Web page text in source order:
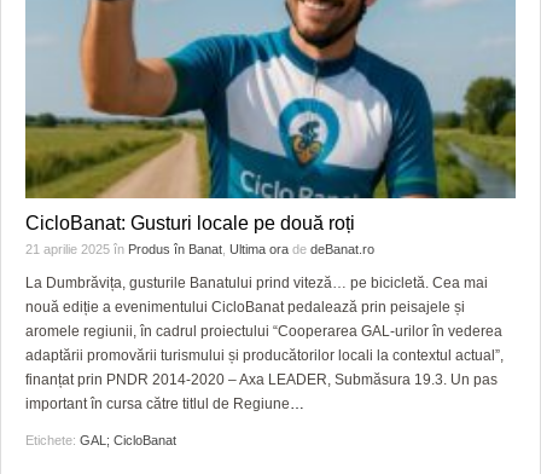
CicloBanat: Gusturi locale pe două roți
21 aprilie 2025 în Produs în Banat Ultima ora de deBanat.ro
La Dumbrăvița, gusturile Banatului prind viteză… pe bicicletă. Cea mai
nouă ediție a evenimentului CicloBanat pedalează prin peisajele și
aromele regiunii, în cadrul proiectului “Cooperarea GAL-urilor în vederea
adaptării promovării turismului și producătorilor locali la contextul actual”,
finanțat prin PNDR 2014-2020 – Axa LEADER, Submăsura 19.3. Un pas
important în cursa către titlul de Regiune…
Etichete: GAL; CicloBanat